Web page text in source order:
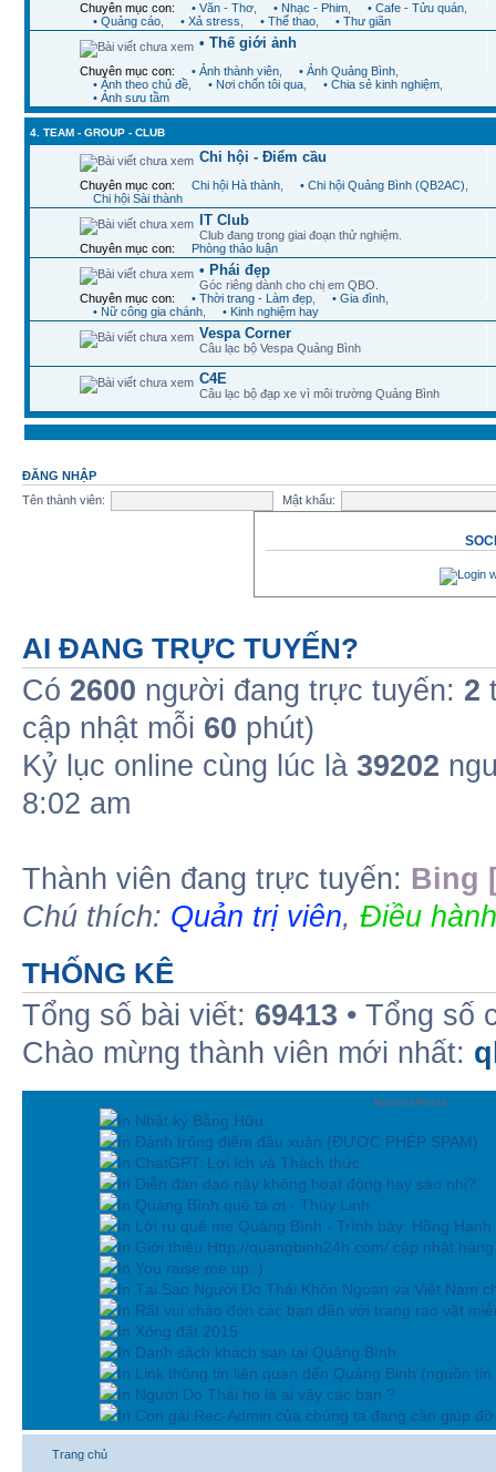
Chuyên mục con: • Văn - Thơ • Nhạc - Phim • Cafe - Tửu quán
• Quảng cáo
• Xả stress • Thể thao • Thư giãn
• Thế giới ảnh
Chuyên mục con: • Ảnh thành viên • Ảnh Quảng Bình
• Ảnh theo chủ đề
• Nơi chốn tôi qua • Chia sẻ kinh nghiệm
• Ảnh sưu tầm
4. TEAM - GROUP - CLUB
Chi hội - Điểm cầu
Chuyên mục con: Chi hội Hà thành • Chi hội Quảng Bình (QB2AC)
Chi hội Sài thành
IT Club
Club đang trong giai đoạn thử nghiệm.
Chuyên mục con:
Phòng thảo luận
• Phái đẹp
Góc riêng dành cho chị em QBO.
Chuyên mục con:
• Thời trang - Làm đẹp • Gia đình
• Nữ công gia chánh
• Kinh nghiệm hay
Vespa Corner
Câu lạc bộ Vespa Quảng Bình
C4E
Câu lạc bộ đạp xe vì môi trường Quảng Bình
ĐĂNG NHẬP
Tên thành viên:
Mật khẩu:
AI ĐANG TRỰC TUYẾN?
Có 2600 người đang trực tuyến: 2
cập nhật mỗi 60 phút)
Kỷ lục online cùng lúc là 39202
8:02 am
Thành viên đang trực tuyến: Bing
Chú thích: Quản trị viên, Điều
THỐNG KÊ
Tổng số bài viết: 69413 • Tổng số
Chào mừng thành viên mới nhất:
Newest Posts
In Nhật ký Bằng Hữu
In Đánh trống điểm đầu xuân (ĐƯỢC PHÉP SPAM)
In ChatGPT: Lợi ích và Thách thức
In Diễn đàn dạo này không hoạt động hay sao nhỉ?
In Quảng Bình quê ta ơi - Thùy Linh
In Lời ru quê mẹ Quảng Bình - Trình bày: Hồng Hạnh
In Giới thiệu Http://quangbinh24h.com/ cập nhật
In You raise me up :)
In Tại Sao Người Do Thái Khôn Ngoan và Việt Nam
In Rất vui chào đón các bạn đền với trang rao vặt
In Xông đất 2015
In Danh sách khách sạn tại Quảng Bình
In Link thông tin liên quan đến Quảng Binh (nguồn tin
In Người Do Thái họ là ai vậy các bạn ?
In Con gái Rec-Admin của chúng ta đang cần giúp
Trang chủ